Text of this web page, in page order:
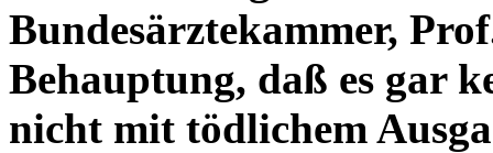
Bundesärztekammer,
Behauptung, daß es gar
nicht mit tödlichem